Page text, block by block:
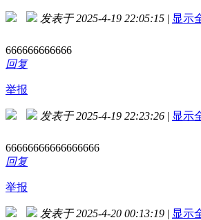
发表于 2025-4-19 22:05:15 | 显示
666666666666
回复
举报
发表于 2025-4-19 22:23:26 | 显示
66666666666666666
回复
举报
发表于 2025-4-20 00:13:19 | 显示